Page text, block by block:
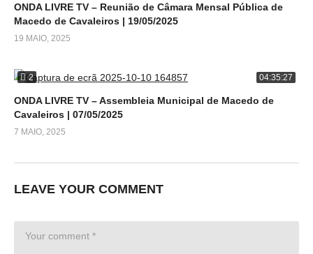
ONDA LIVRE TV – Reunião de Câmara Mensal Pública de
Macedo de Cavaleiros | 19/05/2025
19 MAIO, 2025
2 04:35:27
ONDA LIVRE TV – Assembleia Municipal de Macedo de
Cavaleiros | 07/05/2025
7 MAIO, 2025
LEAVE YOUR COMMENT